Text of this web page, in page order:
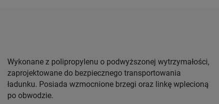
Wykonane z polipropylenu o podwyższonej wytrzymałości,
zaprojektowane do bezpiecznego transportowania
ładunku. Posiada wzmocnione brzegi oraz linkę wplecioną
po obwodzie.